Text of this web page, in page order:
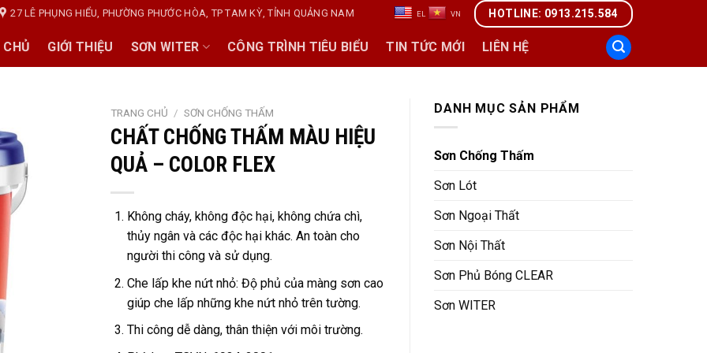
27 LÊ PHỤNG HIỂU, PHƯỜNG PHƯỚC HÒA, TP TAM KỲ, TỈNH QUẢNG NAM EL VN HOTLINE: 0913.215.584
GIỚI THIỆU SƠN WITER CÔNG TRÌNH TIÊU BIỂU TIN TỨC MỚI LIÊN HỆ
TRANG CHỦ / SƠN CHỐNG THẤM
CHẤT CHỐNG THẤM MÀU HIỆU
QUẢ – COLOR FLEX
Không cháy, không độc hại, không chứa chì,
thủy ngân và các độc hại khác. An toàn cho
người thi công và sử dụng.
Che lấp khe nứt nhỏ: Độ phủ của màng sơn cao
giúp che lấp những khe nứt nhỏ trên tường.
Thi công dễ dàng, thân thiện với môi trường.
DANH MỤC SẢN PHẨM
Sơn Chống Thấm
Sơn Lót
Sơn Ngoại Thất
Sơn Nội Thất
Sơn Phủ Bóng CLEAR
Sơn WITER